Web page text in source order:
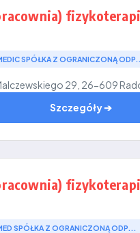
SPÓŁKA Z OGRANICZONĄ
29, 26-609
Szczegóły ➔
SPÓŁKA Z OGRANICZONĄ ODP...